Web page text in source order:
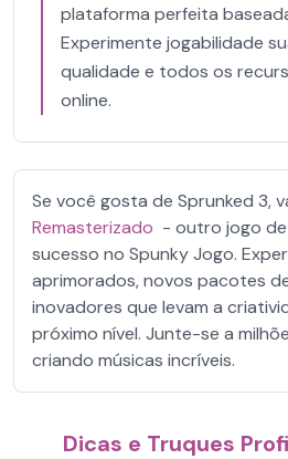
plataforma perfeita
Experimente jogabilidade
qualidade e todos os
online.
Se você gosta de Sprunked 3,
Remasterizado - outro jogo
sucesso no Spunky Jogo.
aprimorados, novos pacotes
inovadores que levam a
próximo nível. Junte-se a
criando músicas incríveis.
Dicas e Truques